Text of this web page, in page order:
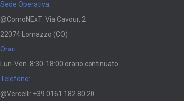
Sede Operativa:
@ComoNExT: Via Cavour, 2
22074 Lomazzo (CO)
Orari:
Lun-Ven 8:30-18:00 orario continuato
Telefono:
@Vercelli: +39.0161.182.80.20